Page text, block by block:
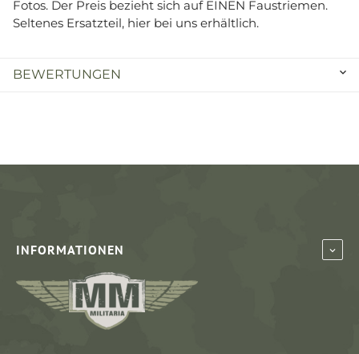
Fotos. Der Preis bezieht sich auf EINEN Faustriemen.
Seltenes Ersatzteil, hier bei uns erhältlich.
BEWERTUNGEN
INFORMATIONEN